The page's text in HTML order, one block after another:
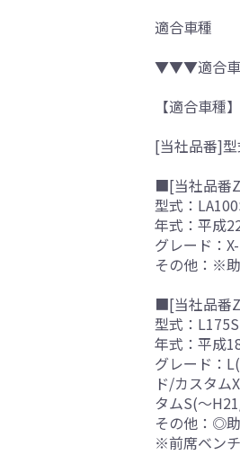
適合車種
▼▼▼適合車
【適合車種
[当社品番]
■[当社品番
型式：
年式：平成
グレード：
その他：※
■[当社品番
型式：
年式：平成
グレード：
ド/カスタ
タムS(～
その他：◎
※前席ベンチ